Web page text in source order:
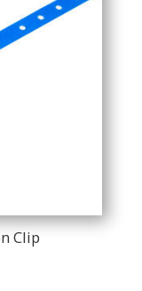
Clip